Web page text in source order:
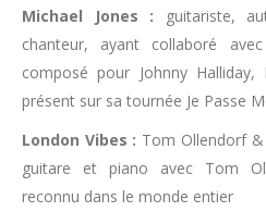
Michael Jones : guitariste,
chanteur, ayant collaboré
composé pour Johnny
présent sur sa tournée Je Passe
London Vibes : Tom Ollendorf
guitare et piano avec Tom
reconnu dans le monde entier